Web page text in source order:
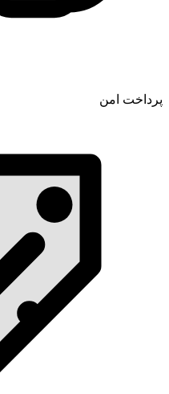
پرداخت امن